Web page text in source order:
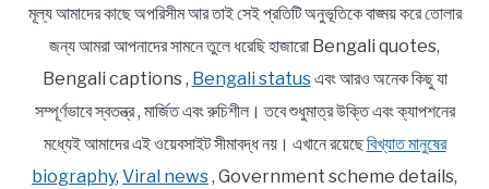
মূল্য আমাদের কাছে অপরিসীম আর তাই সেই প্রতিটি অনুভূতিকে বাঙ্ময় করে তোলার
জন্য আমরা আপনাদের সামনে তুলে ধরেছি হাজারো Bengali quotes,
Bengali captions , Bengali statusএবং আরও অনেক কিছু যা
সম্পূর্ণভাবে স্বতন্ত্র , মার্জিত এবং রুচিশীল। তবে শুধুমাত্র উক্তি এবং ক্যাপশনের
মধ্যেই আমাদের এই ওয়েবসাইট সীমাবদ্ধ নয়। এখানে রয়েছেবিখ্যাত মানুষের
biography, Viral news, Government scheme details,